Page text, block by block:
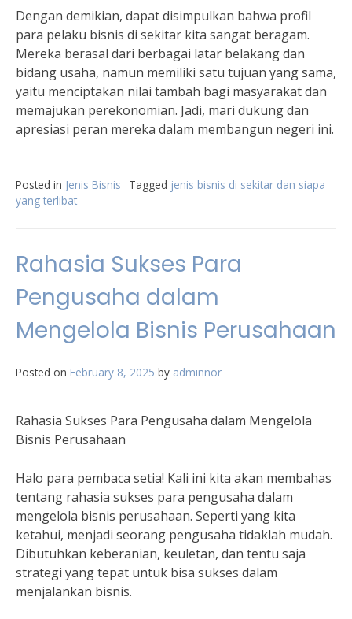
Dengan demikian, dapat disimpulkan bahwa profil
para pelaku bisnis di sekitar kita sangat beragam.
Mereka berasal dari berbagai latar belakang dan
bidang usaha, namun memiliki satu tujuan yang sama,
yaitu menciptakan nilai tambah bagi masyarakat dan
memajukan perekonomian. Jadi, mari dukung dan
apresiasi peran mereka dalam membangun negeri ini.
Posted in Jenis Bisnis Tagged jenis bisnis di sekitar dan siapa
yang terlibat
Rahasia Sukses Para
Pengusaha dalam
Mengelola Bisnis Perusahaan
Posted on February 8, 2025 by adminnor
Rahasia Sukses Para Pengusaha dalam Mengelola
Bisnis Perusahaan
Halo para pembaca setia! Kali ini kita akan membahas
tentang rahasia sukses para pengusaha dalam
mengelola bisnis perusahaan. Seperti yang kita
ketahui, menjadi seorang pengusaha tidaklah mudah.
Dibutuhkan keberanian, keuletan, dan tentu saja
strategi yang tepat untuk bisa sukses dalam
menjalankan bisnis.